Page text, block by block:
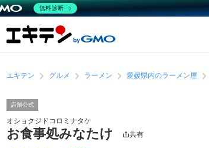
エキテン グルメ ラーメン 愛媛県内のラーメン屋
店舗公式
オショクジドコロミナタケ
お食事処みなたけ 共有
無料診断